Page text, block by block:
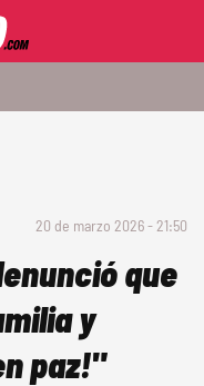
20 de marzo 2026 - 21:50
que
y
paz!"